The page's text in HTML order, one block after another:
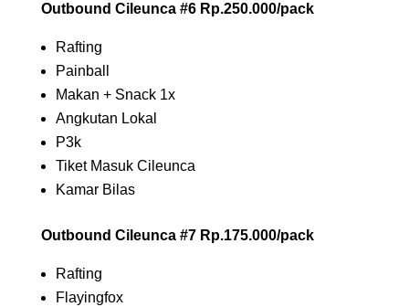
Outbound Cileunca #6 Rp.250.000/pack
Rafting
Painball
Makan + Snack 1x
Angkutan Lokal
P3k
Tiket Masuk Cileunca
Kamar Bilas
Outbound Cileunca #7 Rp.175.000/pack
Rafting
Flayingfox